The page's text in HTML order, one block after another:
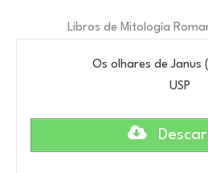
Libros de Mitología
Os olhares de Janus
USP